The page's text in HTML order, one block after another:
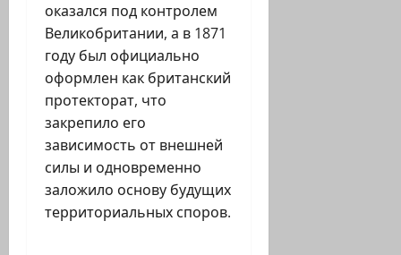
оказался под контролем
Великобритании, а в 1871
году был официально
оформлен как британский
протекторат, что
закрепило его
зависимость от внешней
силы и одновременно
заложило основу будущих
территориальных споров.